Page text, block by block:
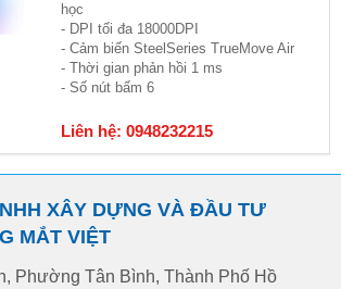
học
- DPI tối đa 18000DPI
- Cảm biến SteelSeries TrueMove Air
- Thời gian phản hồi 1 ms
- Số nút bấm 6
Liên hệ: 0948232215
XÂY DỰNG VÀ ĐẦU TƯ
MẮT VIỆT
Phường Tân Bình, Thành Phố Hồ